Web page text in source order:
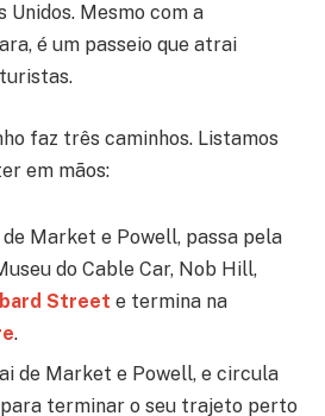
Unidos. Mesmo com a
é um passeio que atrai
faz três caminhos. Listamos
em mãos:
de Market e Powell, passa pela
do Cable Car, Nob Hill,
Street e termina na
.
de Market e Powell, e circula
terminar o seu trajeto perto